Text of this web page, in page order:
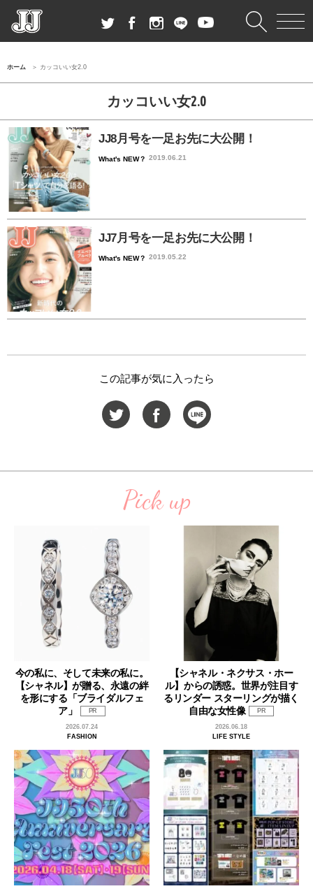
ホーム カッコいい女2.0
カッコいい女2.0
JJ8月号を一足お先に大公開！
What's NEW？ 2019.06.21
JJ7月号を一足お先に大公開！
What's NEW？ 2019.05.22
この記事が気に入ったら
Pick up
今の私に、そして未来の私に。
【シャネル】が贈る、永遠の絆
を形にする「ブライダルフェ
ア」
PR
2026.07.24
FASHION
【シャネル・ネクサス・ホー
ル】からの誘惑。世界が注目す
るリンダー スターリングが描く
自由な女性像
PR
2026.06.18
LIFE STYLE